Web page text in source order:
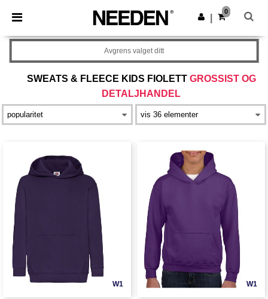
× Needen-app
Bedre priser i appen!
Last ned app
0
SWEATS & FLEECE KIDS FIOLETT GROSSIST OG
DETALJHANDEL
Avgrens valget ditt
W1 W1